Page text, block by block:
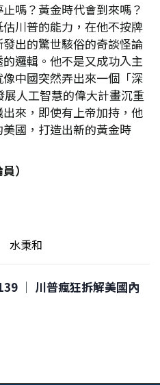
嗎？黃金時代會到來嗎？
川普的能力，在他不按牌
出的驚世駭俗的奇談怪論
邏輯。他不是又成功入主
中國突然弄出來一個「深
人工智慧的偉大計畫沉重
來，即使有上帝加持，他
國，打造出新的黃金時
）
水秉和
│ 川普瘋狂拆解美國內